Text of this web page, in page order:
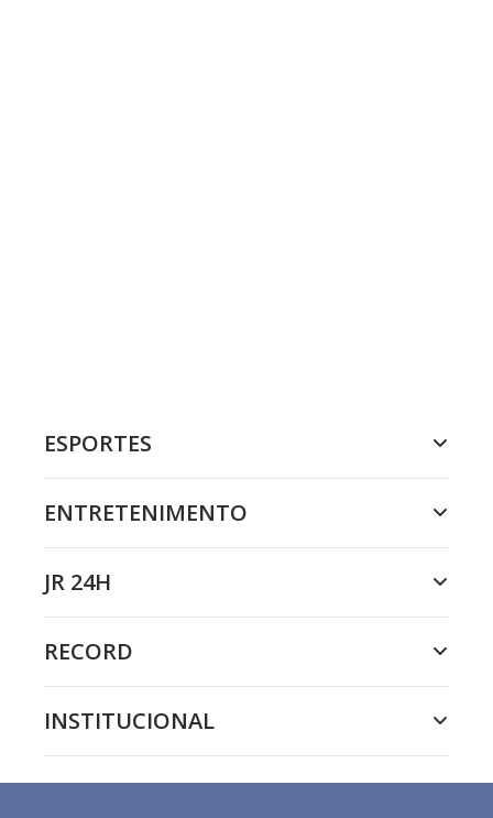
ESPORTES
ENTRETENIMENTO
JR 24H
RECORD
INSTITUCIONAL